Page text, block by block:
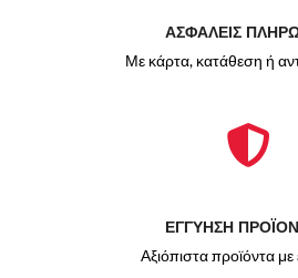
ΑΣΦΑΛΕΙΣ
Με κάρτα, κατάθεση ή
ΕΓΓΥΗΣΗ
Αξιόπιστα προϊόντα